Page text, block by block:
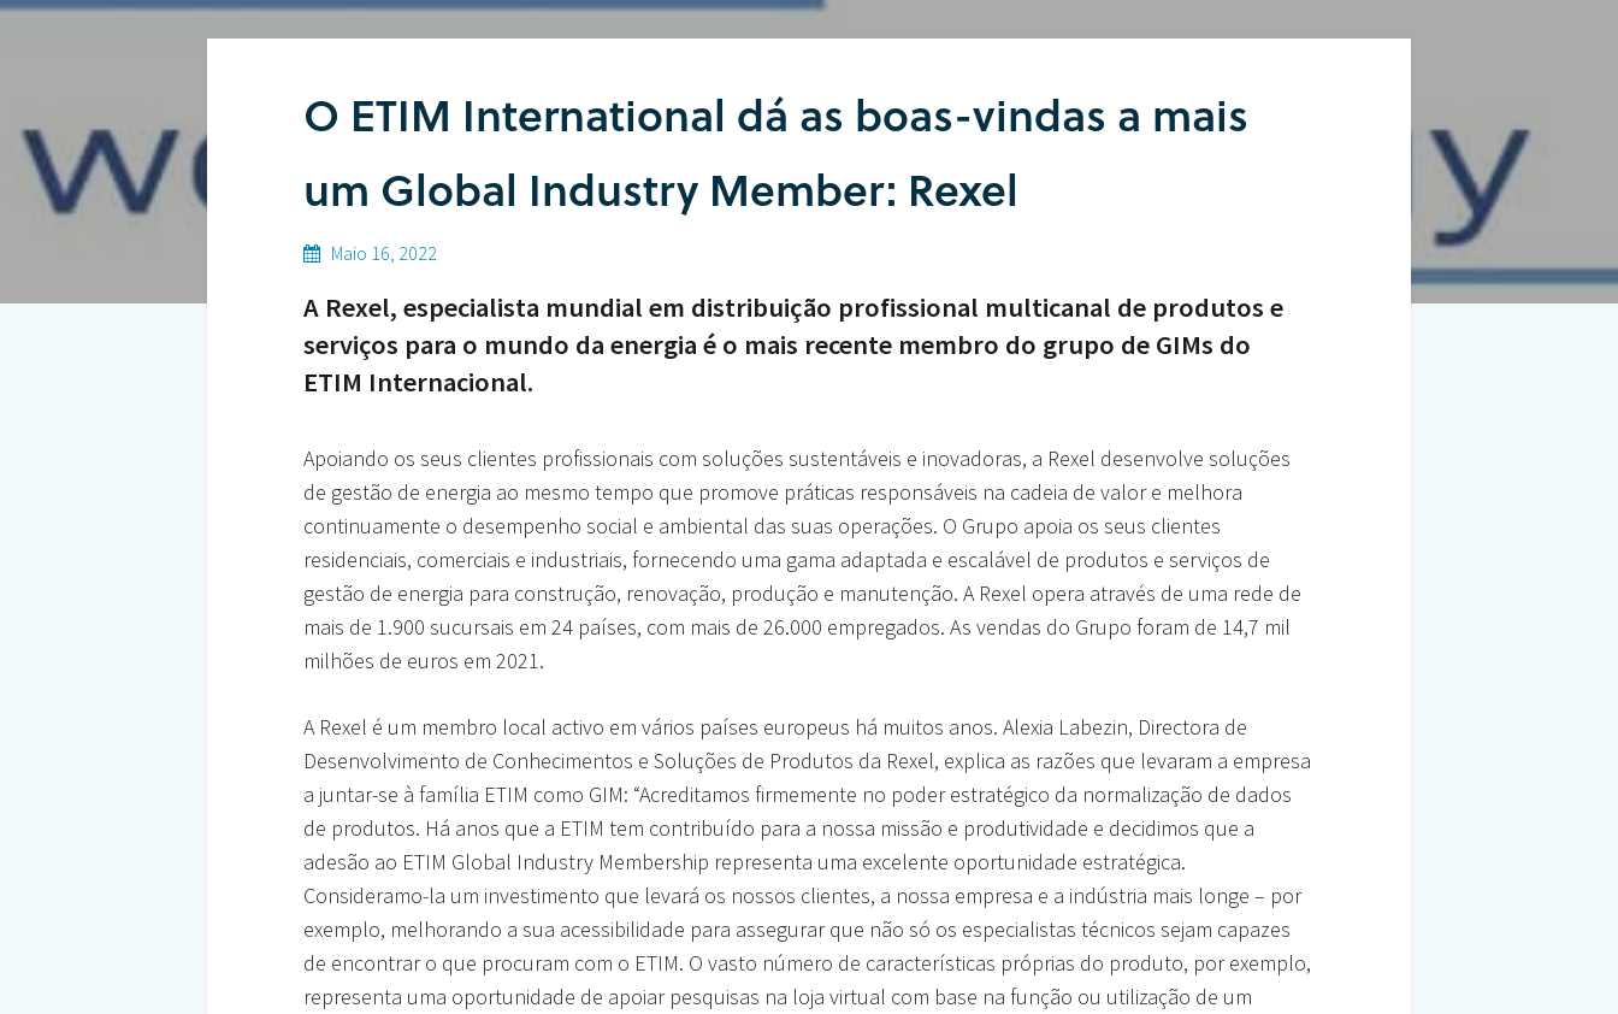
Hit enter to search or ESC to close
O ETIM International dá as boas-vindas a mais
um Global Industry Member: Rexel
Maio 16, 2022
A Rexel, especialista mundial em distribuição profissional multicanal de produtos e
serviços para o mundo da energia é o mais recente membro do grupo de GIMs do
ETIM Internacional.
Apoiando os seus clientes profissionais com soluções sustentáveis e inovadoras, a Rexel desenvolve soluções
de gestão de energia ao mesmo tempo que promove práticas responsáveis na cadeia de valor e melhora
continuamente o desempenho social e ambiental das suas operações. O Grupo apoia os seus clientes
residenciais, comerciais e industriais, fornecendo uma gama adaptada e escalável de produtos e serviços de
gestão de energia para construção, renovação, produção e manutenção. A Rexel opera através de uma rede de
mais de 1.900 sucursais em 24 países, com mais de 26.000 empregados. As vendas do Grupo foram de 14,7 mil
milhões de euros em 2021.
A Rexel é um membro local activo em vários países europeus há muitos anos. Alexia Labezin, Directora de
Desenvolvimento de Conhecimentos e Soluções de Produtos da Rexel, explica as razões que levaram a empresa
a juntar-se à família ETIM como GIM: “Acreditamos firmemente no poder estratégico da normalização de dados
de produtos. Há anos que a ETIM tem contribuído para a nossa missão e produtividade e decidimos que a
adesão ao ETIM Global Industry Membership representa uma excelente oportunidade estratégica.
Consideramo-la um investimento que levará os nossos clientes, a nossa empresa e a indústria mais longe – por
exemplo, melhorando a sua acessibilidade para assegurar que não só os especialistas técnicos sejam capazes
de encontrar o que procuram com o ETIM. O vasto número de características próprias do produto, por exemplo,
representa uma oportunidade de apoiar pesquisas na loja virtual com base na função ou utilização de um